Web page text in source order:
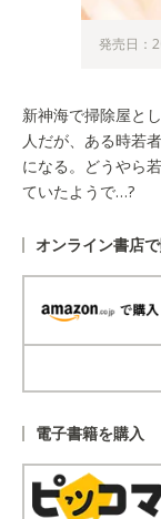
発売日：
新神海で掃除屋と
人だが、ある時若
になる。どうやら
ていたようで…?
オンライン書店
電子書籍を購入